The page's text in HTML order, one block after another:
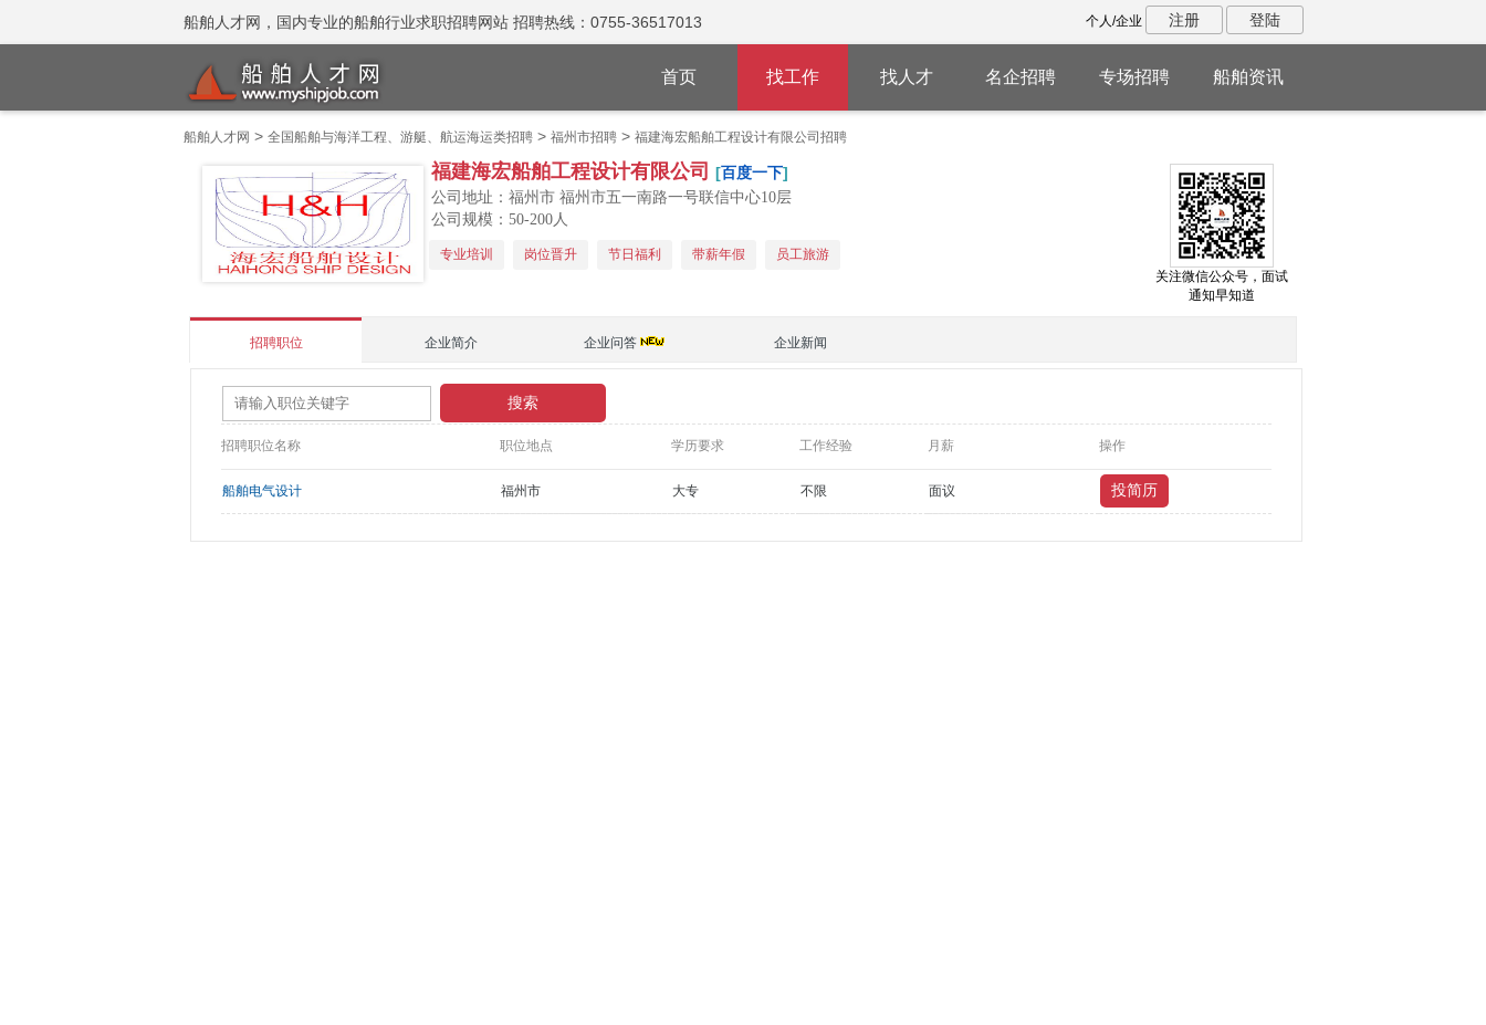
船舶人才网，国内专业的船舶行业求职招聘网站 招聘热线：0755-36517013 个人/企业 注册 登陆
首页 找工作 找人才 名企招聘 专场招聘 船舶资讯
船舶人才网 > 全国船舶与海洋工程、游艇、航运海运类招聘> 福州市招聘> 福建海宏船舶工程设计有限公司招聘
福建海宏船舶工程设计有限公司 [百度一下]
公司地址：福州市 福州市五一南路一号联信中心10层
公司规模：50-200人
专业培训 岗位晋升 节日福利 带薪年假
员工旅游
关注微信公众号，面试
通知早知道
招聘职位 企业简介 企业问答 企业新闻
招聘职位名称 职位地点 学历要求 工作经验 月薪 操作
船舶电气设计 福州市 大专 不限 面议